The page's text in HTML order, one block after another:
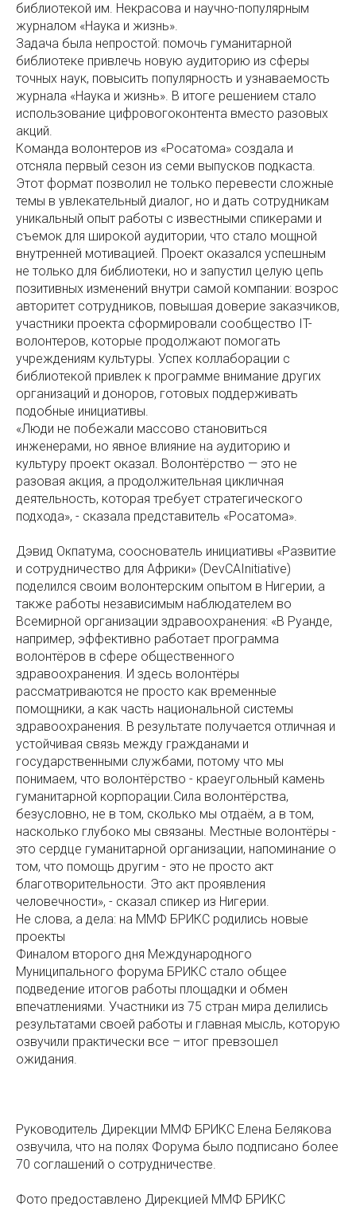
библиотекой им. Некрасова и научно-популярным
журналом «Наука и жизнь».
Задача была непростой: помочь гуманитарной
библиотеке привлечь новую аудиторию из сферы
точных наук, повысить популярность и узнаваемость
журнала «Наука и жизнь». В итоге решением стало
использование цифровогоконтента вместо разовых
акций.
Команда волонтеров из «Росатома» создала и
отсняла первый сезон из семи выпусков подкаста.
Этот формат позволил не только перевести сложные
темы в увлекательный диалог, но и дать сотрудникам
уникальный опыт работы с известными спикерами и
съемок для широкой аудитории, что стало мощной
внутренней мотивацией. Проект оказался успешным
не только для библиотеки, но и запустил целую цепь
позитивных изменений внутри самой компании: возрос
авторитет сотрудников, повышая доверие заказчиков,
участники проекта сформировали сообщество IT-
волонтеров, которые продолжают помогать
учреждениям культуры. Успех коллаборации с
библиотекой привлек к программе внимание других
организаций и доноров, готовых поддерживать
подобные инициативы.
«Люди не побежали массово становиться
инженерами, но явное влияние на аудиторию и
культуру проект оказал. Волонтёрство — это не
разовая акция, а продолжительная цикличная
деятельность, которая требует стратегического
подхода», - сказала представитель «Росатома».
Дэвид Окпатума, сооснователь инициативы «Развитие
и сотрудничество для Африки» (DevCAInitiative)
поделился своим волонтерским опытом в Нигерии, а
также работы независимым наблюдателем во
Всемирной организации здравоохранения: «В Руанде,
например, эффективно работает программа
волонтёров в сфере общественного
здравоохранения. И здесь волонтёры
рассматриваются не просто как временные
помощники, а как часть национальной системы
здравоохранения. В результате получается отличная и
устойчивая связь между гражданами и
государственными службами, потому что мы
понимаем, что волонтёрство - краеугольный камень
гуманитарной корпорации.Сила волонтёрства,
безусловно, не в том, сколько мы отдаём, а в том,
насколько глубоко мы связаны. Местные волонтёры -
это сердце гуманитарной организации, напоминание о
том, что помощь другим - это не просто акт
благотворительности. Это акт проявления
человечности», - сказал спикер из Нигерии.
Не слова, а дела: на ММФ БРИКС родились новые
проекты
Финалом второго дня Международного
Муниципального форума БРИКС стало общее
подведение итогов работы площадки и обмен
впечатлениями. Участники из 75 стран мира делились
результатами своей работы и главная мысль, которую
озвучили практически все – итог превзошел
ожидания.
Руководитель Дирекции ММФ БРИКС Елена Белякова
озвучила, что на полях Форума было подписано более
70 соглашений о сотрудничестве.
Фото предоставлено Дирекцией ММФ БРИКС